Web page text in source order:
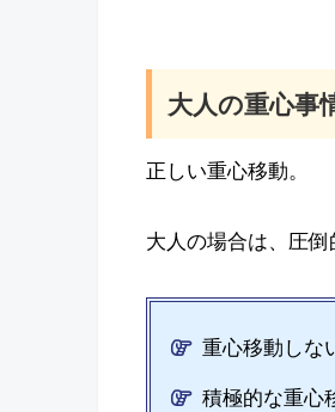
大人の重心事
正しい重心移動。
大人の場合は、圧倒
重心移動しな
積極的な重心